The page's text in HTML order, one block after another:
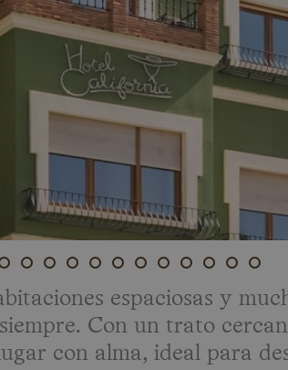
espaciosas y
Con un trato
con alma, ideal para